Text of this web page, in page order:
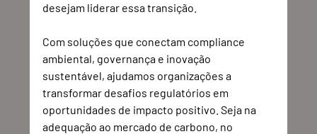
desejam liderar essa transição.
Com soluções que conectam compliance
ambiental, governança e inovação
sustentável, ajudamos organizações a
transformar desafios regulatórios em
oportunidades de impacto positivo. Seja na
adequação ao mercado de carbono, no